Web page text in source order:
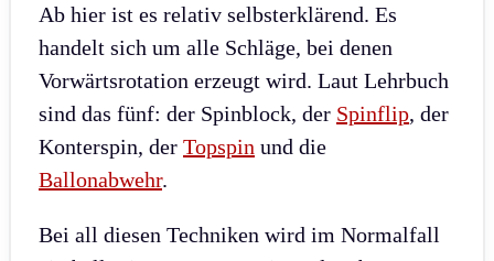
Ab hier ist es relativ selbsterklärend. Es
handelt sich um alle Schläge, bei denen
Vorwärtsrotation erzeugt wird. Laut Lehrbuch
sind das fünf: der Spinblock, der Spinflip, der
Konterspin, der Topspin und die
Ballonabwehr.
Bei all diesen Techniken wird im Normalfall